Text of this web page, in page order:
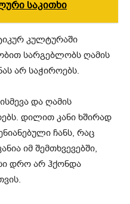
საკითხი
კულტურაში
სარგებლობს ღამის
არ საჭიროებს.
და ღამის
დილით კანი ხშირად
ჩანს, რაც
იმ შემთხვევებში,
დრო არ ჰქონდა